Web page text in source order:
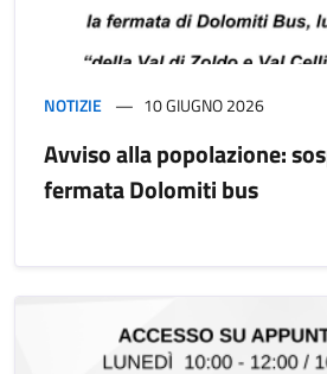
NOTIZIE 10 GIUGNO 2026
Avviso alla popolazione:
fermata Dolomiti bus